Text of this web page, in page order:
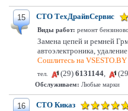
15 СТО ТехДрайвСервис
Виды работ: ремонт
Замена цепей и ремней
автоэлектроника,
Сошлитесь на
тел. (29) 6131144,
Обслуживаем: Любые марки
16 СТО Киказ